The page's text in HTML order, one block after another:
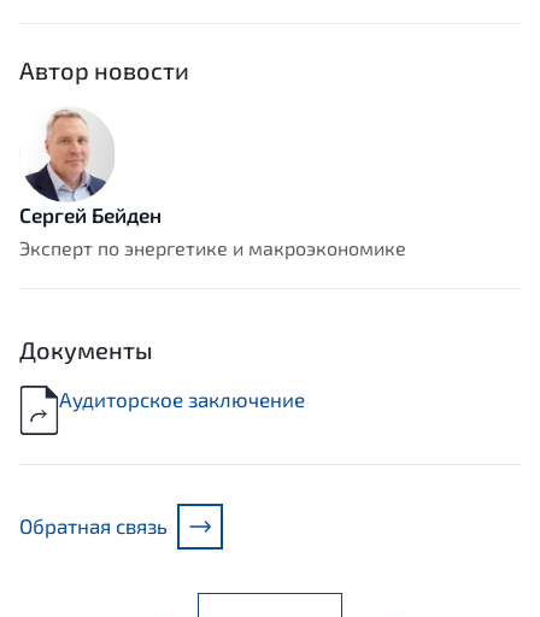
Автор новости
Сергей Бейден
Эксперт по энергетике и макроэкономике
Документы
Аудиторское заключение
Обратная связь